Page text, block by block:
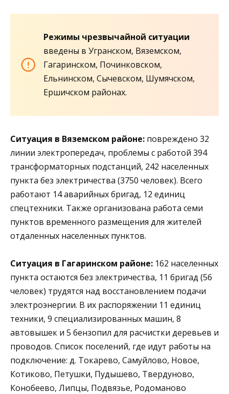
Режимы чрезвычайной ситуации
введены в Угранском, Вяземском,
Гагаринском, Починковском,
Ельнинском, Сычевском, Шумячском,
Ершичском районах.
Ситуация в Вяземском районе: повреждено 32
линии электропередач, проблемы с работой 394
трансформаторных подстанций, 242 населенных
пункта без электричества (3750 человек). Всего
работают 14 аварийных бригад, 12 единиц
спецтехники. Также организована работа семи
пунктов временного размещения для жителей
отдаленных населенных пунктов.
Ситуация в Гагаринском районе: 162 населенных
пункта остаются без электричества, 11 бригад (56
человек) трудятся над восстановлением подачи
электроэнергии. В их распоряжении 11 единиц
техники, 9 специализированных машин, 8
автовышек и 5 бензопил для расчистки деревьев и
проводов. Список поселений, где идут работы на
подключение: д. Токарево, Самуйлово, Новое,
Котиково, Петушки, Пудышево, Твердуново,
Конобеево, Липцы, Подвязье, Родоманово